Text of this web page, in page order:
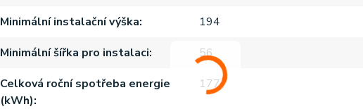
Minimální instalační výška
194
Minimální šířka pro instalaci
56
Celková roční spotřeba energie
(kWh)
177